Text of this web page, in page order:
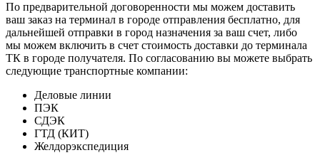
По предварительной договоренности мы можем доставить
ваш заказ на терминал в городе отправления бесплатно, для
дальнейшей отправки в город назначения за ваш счет, либо
мы можем включить в счет стоимость доставки до терминала
ТК в городе получателя. По согласованию вы можете выбрать
следующие транспортные компании:
Деловые линии
ПЭК
СДЭК
ГТД (КИТ)
Желдорэкспедиция